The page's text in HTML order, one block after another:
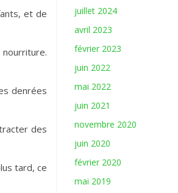
et de
denrées
des
tard, ce
juillet 2024
avril 2023
février 2023
juin 2022
mai 2022
juin 2021
novembre 2020
juin 2020
février 2020
mai 2019